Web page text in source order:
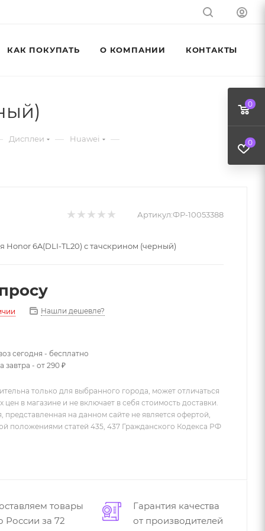
КАК ПОКУПАТЬ О КОМПАНИИ КОНТАКТЫ
Дисплеи — Huawei —
Артикул:ФР-10053388
Honor 6A(DLI-TL20) с тачскрином (черный)
Нашли дешевле?
сегодня - бесплатно
завтра - от 290 ₽
только для выбранного города, может отличаться
цен в магазине и не включает в себя стоимость доставки.
на данном сайте не является офертой,
положениями статей 435, 437 Гражданского Кодекса РФ
товары
России за 72
Гарантия качества
от производителей
0
0